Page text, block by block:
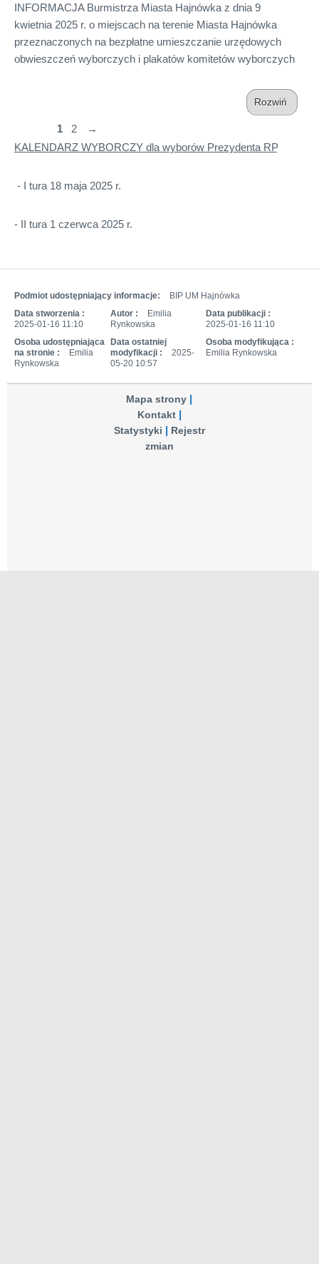
INFORMACJA Burmistrza Miasta Hajnówka z dnia 9
kwietnia 2025 r. o miejscach na terenie Miasta Hajnówka
przeznaczonych na bezpłatne umieszczanie urzędowych
obwieszczeń wyborczych i plakatów komitetów wyborczych
Rozwiń
1 2
→
KALENDARZ WYBORCZY dla wyborów Prezydenta RP
- I tura 18 maja 2025 r.
- II tura 1 czerwca 2025 r.
Podmiot udostępniający informacje:
BIP UM Hajnówka
Data stworzenia :
2025-01-16 11:10
Autor :
Emilia
Rynkowska
Data publikacji :
2025-01-16 11:10
Osoba udostępniająca
na stronie :
Emilia
Rynkowska
Data ostatniej
modyfikacji :
2025-
05-20 10:57
Osoba modyfikująca :
Emilia Rynkowska
Mapa strony
Kontakt
Statystyki
Rejestr
zmian